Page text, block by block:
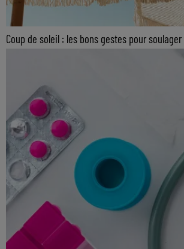
Coup de soleil : les bons gestes pour